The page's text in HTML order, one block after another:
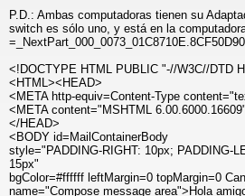
P.D.: Ambas computadoras tienen su
switch es sólo uno, y está en la
=_NextPart_000_0073_01C8710E.8CF50D90
<!DOCTYPE HTML PUBLIC "-//W3C//DTD
<HTML><HEAD>
<META http-equiv=Content-Type
<META content="MSHTML
</HEAD>
<BODY id=MailContainerBody
style="PADDING-RIGHT: 10px; PADDING-
15px"
bgColor=#ffffff leftMargin=0 topMargin=0
name="Compose message area">Hola